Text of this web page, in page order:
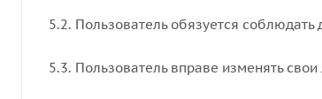
5.2. Пользователь обязуется
5.3. Пользователь вправе изменять